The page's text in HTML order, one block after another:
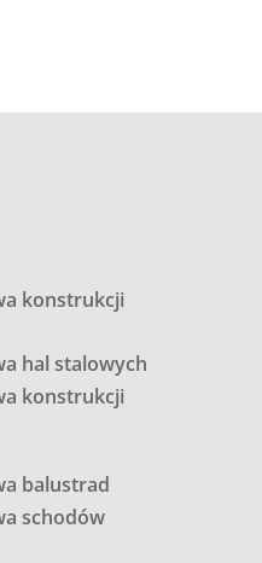
konstrukcji
hal stalowych
konstrukcji
balustrad
schodów